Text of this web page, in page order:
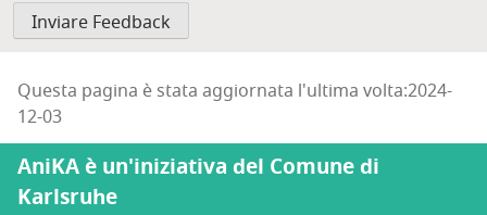
Questa pagina è stata aggiornata l'ultima volta:2024-
12-03
AniKA è un'iniziativa del Comune di
Karlsruhe